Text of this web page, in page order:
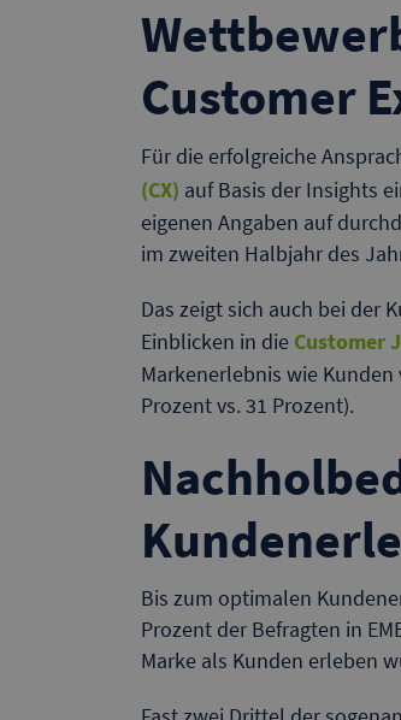
Customer
Für die erfolgreiche
(CX) auf Basis der Insights
eigenen Angaben auf
im zweiten Halbjahr des
Das zeigt sich auch bei der
Einblicken in die Customer
Markenerlebnis wie
Prozent vs. 31 Prozent).
Bis zum optimalen
Prozent der Befragten in
Marke als Kunden erleben